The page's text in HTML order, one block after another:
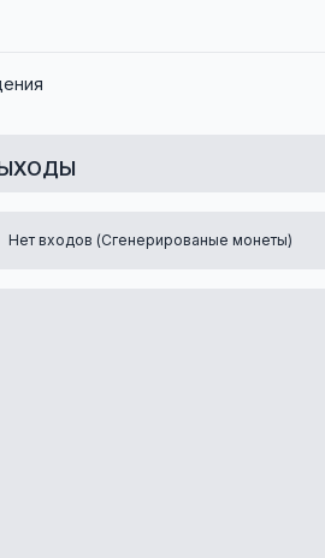
Нет входов (Сгенерированые монеты)